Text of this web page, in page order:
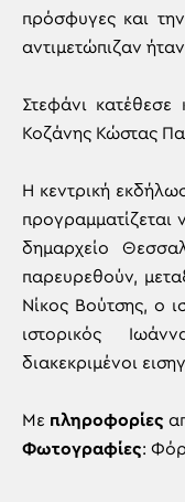
πρόσφυγες και
αντιμετώπιζαν
Στεφάνι
Κοζάνης Κώστας
Η κεντρική
προγραμματίζεται
δημαρχείο
παρευρεθούν,
Νίκος Βούτσης, ο
ιστορικός
διακεκριμένοι
Με πληροφορίες
Φωτογραφίες: